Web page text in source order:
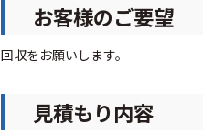
お客様のご要望
回収をお願いします。
見積もり内容